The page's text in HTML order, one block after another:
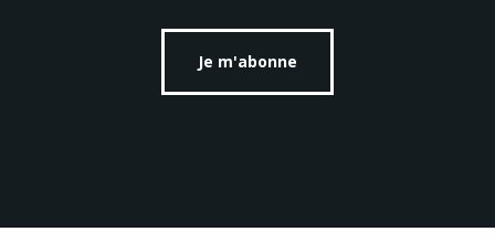
Je m'abonne